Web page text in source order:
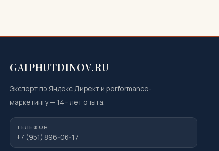
GAIPHUTDINOV.RU
Эксперт по Яндекс Директ и performance-
маркетингу— 14+ лет опыта.
ТЕЛЕФОН
+7 (951) 896-06-17